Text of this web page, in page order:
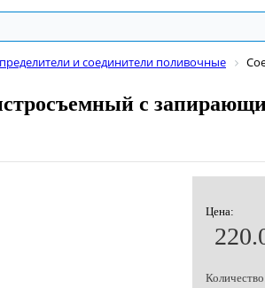
и соединители поливочные
с
Цена: